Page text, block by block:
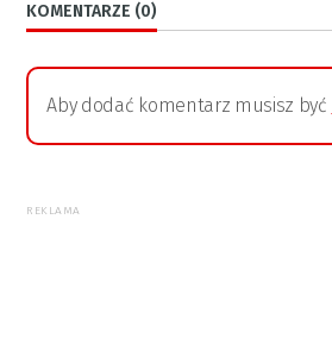
KOMENTARZE (0)
Aby dodać komentarz musisz być
REKLAMA